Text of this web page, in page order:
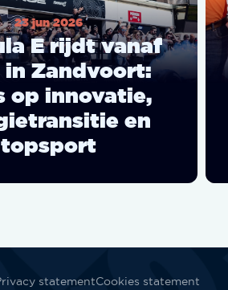
23 jun 2026
E rijdt vanaf
in Zandvoort:
op innovatie,
en
topsport
statementCookies statement